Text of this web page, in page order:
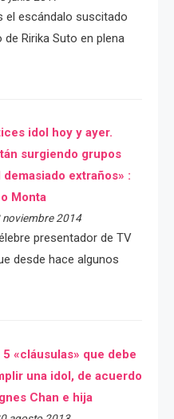
el escándalo suscitado
Ririka Suto en plena
idol hoy y ayer.
surgiendo grupos
demasiado extraños» :
Monta
noviembre 2014
presentador de TV
desde hace algunos
5 «cláusulas» que debe
una idol, de acuerdo
Chan e hija